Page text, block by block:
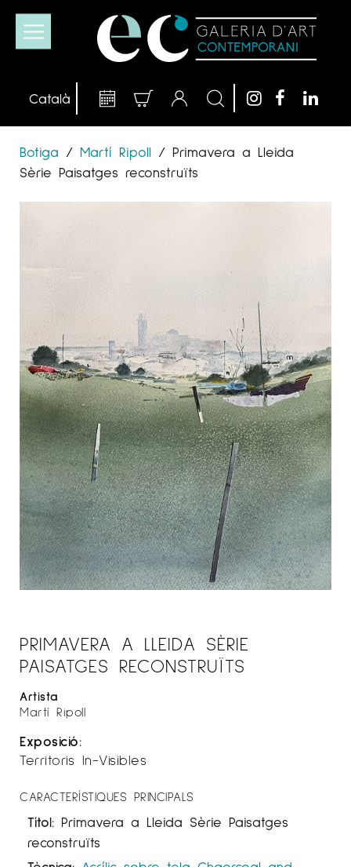
Botiga / Martí Ripoll / Primavera a Lleida
Sèrie Paisatges reconstruïts
PRIMAVERA A LLEIDA SÈRIE
PAISATGES RECONSTRUÏTS
Artista
Martí Ripoll
Exposició:
Territoris In-Visibles
CARACTERÍSTIQUES PRINCIPALS
Títol: Primavera a Lleida Sèrie Paisatges
reconstruïts